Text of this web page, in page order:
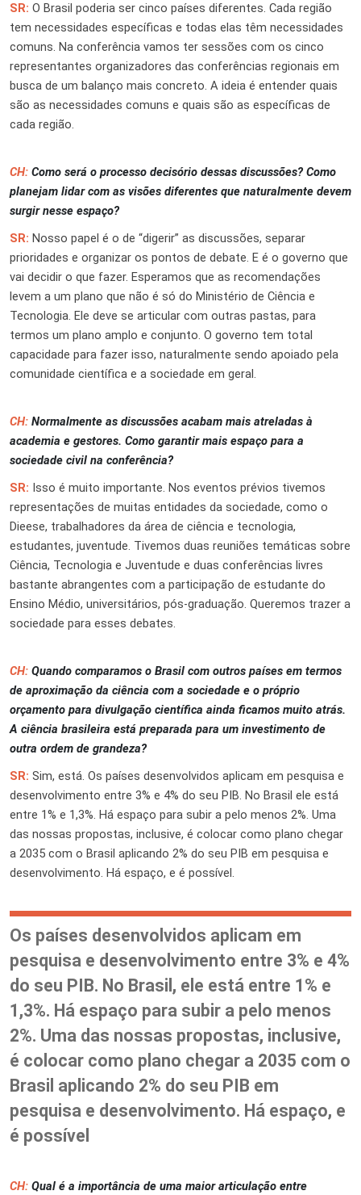
SR: O Brasil poderia ser cinco países diferentes. Cada região
tem necessidades específicas e todas elas têm necessidades
comuns. Na conferência vamos ter sessões com os cinco
representantes organizadores das conferências regionais em
busca de um balanço mais concreto. A ideia é entender quais
são as necessidades comuns e quais são as específicas de
cada região.
CH: Como será o processo decisório dessas discussões? Como
planejam lidar com as visões diferentes que naturalmente devem
surgir nesse espaço?
SR: Nosso papel é o de “digerir” as discussões, separar
prioridades e organizar os pontos de debate. E é o governo que
vai decidir o que fazer. Esperamos que as recomendações
levem a um plano que não é só do Ministério de Ciência e
Tecnologia. Ele deve se articular com outras pastas, para
termos um plano amplo e conjunto. O governo tem total
capacidade para fazer isso, naturalmente sendo apoiado pela
comunidade científica e a sociedade em geral.
CH: Normalmente as discussões acabam mais atreladas à
academia e gestores. Como garantir mais espaço para a
sociedade civil na conferência?
SR: Isso é muito importante. Nos eventos prévios tivemos
representações de muitas entidades da sociedade, como o
Dieese, trabalhadores da área de ciência e tecnologia,
estudantes, juventude. Tivemos duas reuniões temáticas sobre
Ciência, Tecnologia e Juventude e duas conferências livres
bastante abrangentes com a participação de estudante do
Ensino Médio, universitários, pós-graduação. Queremos trazer a
sociedade para esses debates.
CH: Quando comparamos o Brasil com outros países em termos
de aproximação da ciência com a sociedade e o próprio
orçamento para divulgação científica ainda ficamos muito atrás.
A ciência brasileira está preparada para um investimento de
outra ordem de grandeza?
SR: Sim, está. Os países desenvolvidos aplicam em pesquisa e
desenvolvimento entre 3% e 4% do seu PIB. No Brasil ele está
entre 1% e 1,3%. Há espaço para subir a pelo menos 2%. Uma
das nossas propostas, inclusive, é colocar como plano chegar
a 2035 com o Brasil aplicando 2% do seu PIB em pesquisa e
desenvolvimento. Há espaço, e é possível.
Os países desenvolvidos aplicam em
pesquisa e desenvolvimento entre 3% e 4%
do seu PIB. No Brasil, ele está entre 1% e
1,3%. Há espaço para subir a pelo menos
2%. Uma das nossas propostas, inclusive,
é colocar como plano chegar a 2035 com o
Brasil aplicando 2% do seu PIB em
pesquisa e desenvolvimento. Há espaço, e
é possível
CH: Qual é a importância de uma maior articulação entre